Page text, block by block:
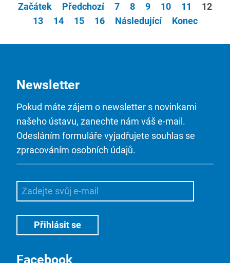
Začátek Předchozí 7 8 9 10 11
12
13
14 15 16 Následující Konec
Newsletter
Pokud máte zájem o newsletter s novinkami
našeho ústavu, zanechte nám váš e-mail.
Odesláním formuláře vyjadřujete souhlas se
zpracováním osobních údajů.
Facebook